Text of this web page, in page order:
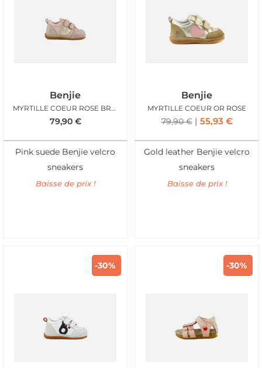
Benjie
MYRTILLE COEUR ROSE BRONZE
79,90 €
Pink suede Benjie velcro
sneakers
Baisse de prix !
Benjie
MYRTILLE COEUR OR ROSE
79,90€ 55,93 €
Gold leather Benjie velcro
sneakers
Baisse de prix !
-30% -30%